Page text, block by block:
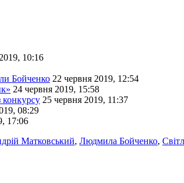
10:16
Бойченко 22 червня 2019, 12:54
24 червня 2019, 15:58
конкурсу 25 червня 2019, 11:37
08:29
17:06
Матковський, Людмила Бойченко,